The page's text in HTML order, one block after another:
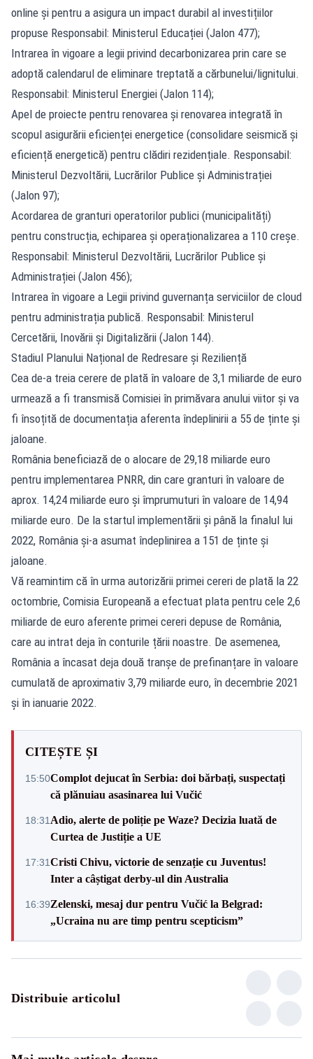
online și pentru a asigura un impact durabil al investițiilor
propuse Responsabil: Ministerul Educației (Jalon 477);
Intrarea în vigoare a legii privind decarbonizarea prin care se
adoptă calendarul de eliminare treptată a cărbunelui/lignitului.
Responsabil: Ministerul Energiei (Jalon 114);
Apel de proiecte pentru renovarea și renovarea integrată în
scopul asigurării eficienței energetice (consolidare seismică și
eficiență energetică) pentru clădiri rezidențiale. Responsabil:
Ministerul Dezvoltării, Lucrărilor Publice și Administrației
(Jalon 97);
Acordarea de granturi operatorilor publici (municipalități)
pentru construcția, echiparea și operaționalizarea a 110 creșe.
Responsabil: Ministerul Dezvoltării, Lucrărilor Publice și
Administrației (Jalon 456);
Intrarea în vigoare a Legii privind guvernanța serviciilor de cloud
pentru administrația publică. Responsabil: Ministerul
Cercetării, Inovării și Digitalizării (Jalon 144).
Stadiul Planului Național de Redresare și Reziliență
Cea de-a treia cerere de plată în valoare de 3,1 miliarde de euro
urmează a fi transmisă Comisiei în primăvara anului viitor și va
fi însoțită de documentația aferenta îndeplinirii a 55 de ținte și
jaloane.
România beneficiază de o alocare de 29,18 miliarde euro
pentru implementarea PNRR, din care granturi în valoare de
aprox. 14,24 miliarde euro și împrumuturi în valoare de 14,94
miliarde euro. De la startul implementării și până la finalul lui
2022, România și-a asumat îndeplinirea a 151 de ținte și
jaloane.
Vă reamintim că în urma autorizării primei cereri de plată la 22
octombrie, Comisia Europeană a efectuat plata pentru cele 2,6
miliarde de euro aferente primei cereri depuse de România,
care au intrat deja în conturile țării noastre. De asemenea,
România a încasat deja două tranșe de prefinanțare în valoare
cumulată de aproximativ 3,79 miliarde euro, în decembrie 2021
și în ianuarie 2022.
CITEȘTE ȘI
15:50Complot dejucat în Serbia: doi bărbați, suspectați
că plănuiau asasinarea lui Vučić
18:31 Adio, alerte de poliție pe Waze? Decizia luată de
Curtea de Justiție a UE
17:31Cristi Chivu, victorie de senzație cu Juventus!
Inter a câștigat derby-ul din Australia
16:39Zelenski, mesaj dur pentru Vučić la Belgrad:
„Ucraina nu are timp pentru scepticism”
Distribuie articolul